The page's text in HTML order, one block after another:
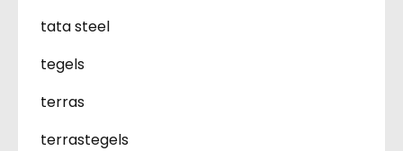
tata steel
tegels
terras
terrastegels